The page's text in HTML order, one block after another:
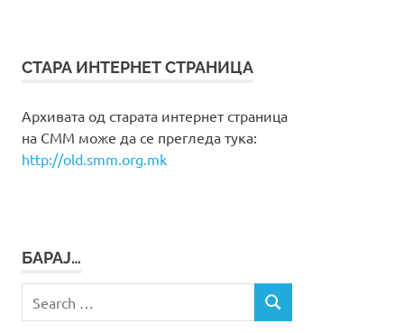
СТАРА ИНТЕРНЕТ СТРАНИЦА
Архивата од старата интернет страница
на СММ може да се прегледа тука:
http://old.smm.org.mk
БАРАЈ…
for:
SEARCH